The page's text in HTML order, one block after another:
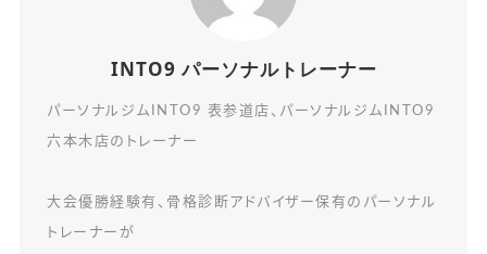
INTO9 パーソナルトレーナー
パーソナルジムINTO9 表参道店、パーソナルジムINTO9
六本木店のトレーナー
大会優勝経験有、骨格診断アドバイザー保有のパーソナル
トレーナーが